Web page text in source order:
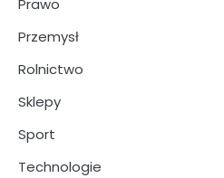
Prawo
Przemysł
Rolnictwo
Sklepy
Sport
Technologie